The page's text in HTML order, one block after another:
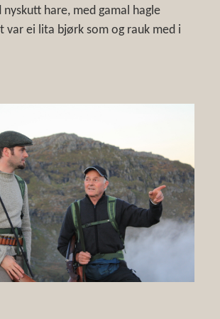
nyskutt hare, med gamal hagle
var ei lita bjørk som og rauk med i